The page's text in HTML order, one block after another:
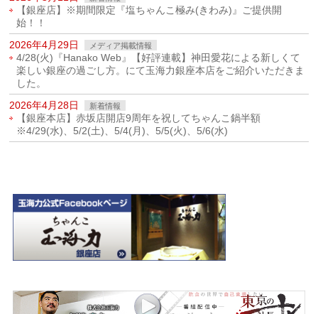
【銀座店】※期間限定『塩ちゃんこ極み(きわみ)』ご提供開
始！！
2026年4月29日
メディア掲載情報
4/28(火)『Hanako Web』【好評連載】神田愛花による新しくて
楽しい銀座の過ごし方。にて玉海力銀座本店をご紹介いただきま
した。
2026年4月28日
新着情報
【銀座本店】赤坂店開店9周年を祝してちゃんこ鍋半額
※4/29(水)、5/2(土)、5/4(月)、5/5(火)、5/6(水)